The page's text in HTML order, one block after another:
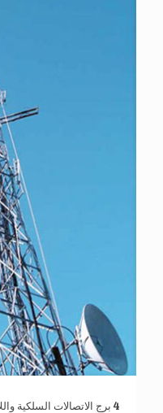
4 برج الاتصالات السلكية واللاسلكية الزاوي أرجل